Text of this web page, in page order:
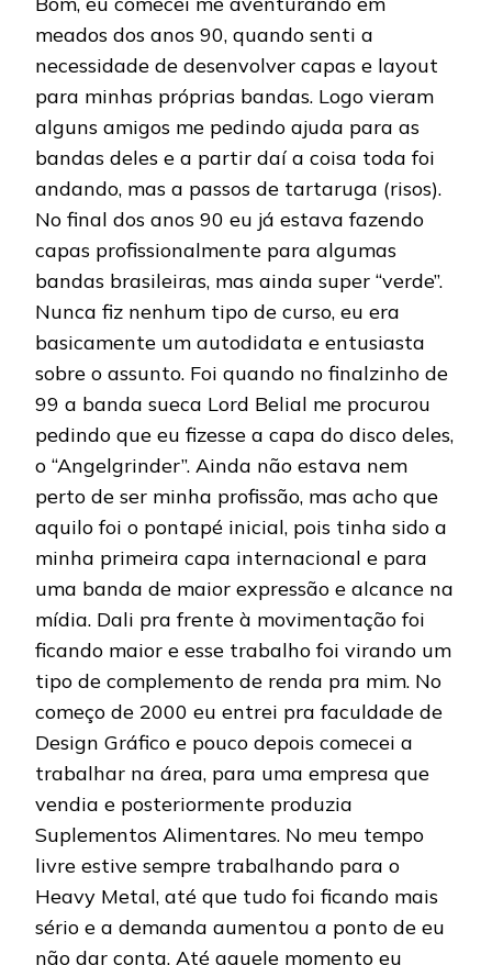
meados dos anos 90, quando senti a
necessidade de desenvolver capas e layout
para minhas próprias bandas. Logo vieram
alguns amigos me pedindo ajuda para as
bandas deles e a partir daí a coisa toda foi
andando, mas a passos de tartaruga (risos).
No final dos anos 90 eu já estava fazendo
capas profissionalmente para algumas
bandas brasileiras, mas ainda super “verde”.
Nunca fiz nenhum tipo de curso, eu era
basicamente um autodidata e entusiasta
sobre o assunto. Foi quando no finalzinho de
99 a banda sueca Lord Belial me procurou
pedindo que eu fizesse a capa do disco deles,
o “Angelgrinder”. Ainda não estava nem
perto de ser minha profissão, mas acho que
aquilo foi o pontapé inicial, pois tinha sido a
minha primeira capa internacional e para
uma banda de maior expressão e alcance na
mídia. Dali pra frente à movimentação foi
ficando maior e esse trabalho foi virando um
tipo de complemento de renda pra mim. No
começo de 2000 eu entrei pra faculdade de
Design Gráfico e pouco depois comecei a
trabalhar na área, para uma empresa que
vendia e posteriormente produzia
Suplementos Alimentares. No meu tempo
livre estive sempre trabalhando para o
Heavy Metal, até que tudo foi ficando mais
sério e a demanda aumentou a ponto de eu
não dar conta. Até aquele momento eu